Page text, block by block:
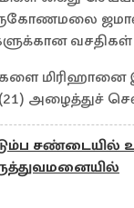
வசதிகள்
மிரிஹானை
அழைத்துச்